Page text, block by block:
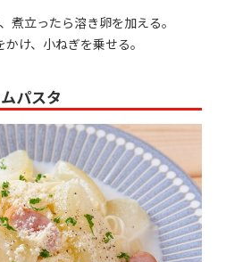
煮立ったら溶き卵を加える。
け、小ねぎを乗せる。
パスタ